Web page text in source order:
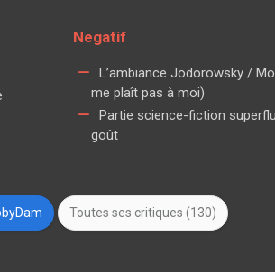
Negatif
L’ambiance Jodorowsky /
me plaît pas à moi)
Partie science-fiction
goût
Toutes ses critiques (130)